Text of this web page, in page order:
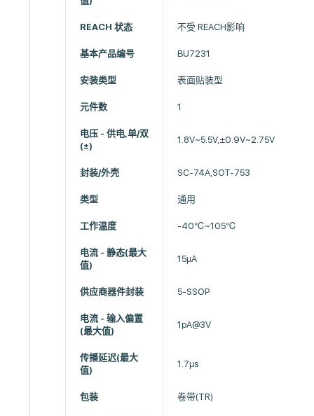
REACH 状态 不受 REACH影响
基本产品编号 BU7231
安装类型 表面贴装型
元件数 1
电压 - 供电,单/双
(±)
1.8V~5.5V,±0.9V~2.75V
封装/外壳 SC-74A,SOT-753
类型 通用
工作温度 -40℃~105℃
电流 - 静态(最大
值)
15µA
供应商器件封装 5-SSOP
电流 - 输入偏置
(最大值)
1pA@3V
传播延迟(最大
值)
1.7µs
包装 卷带(TR)